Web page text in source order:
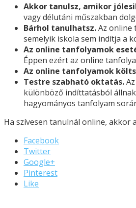
Akkor tanulsz, amikor
vagy délutáni műszakban
Bárhol tanulhatsz.Az online
semelyik iskola sem indítja a
Az online tanfolyamok
Éppen ezért az online
Az online tanfolyamok
Testre szabható oktatás.
különböző indíttatásból
hagyományos tanfolyam
Ha szívesen tanulnál online, akkor
Facebook
Twitter
Google+
Pinterest
Like